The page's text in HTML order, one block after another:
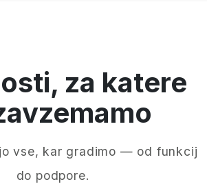
za katere
vse, kar gradimo — od funkcij
do podpore.